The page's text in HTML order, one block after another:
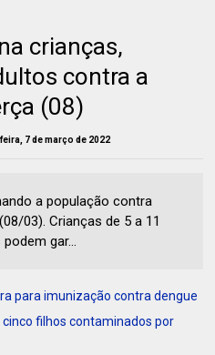
crianças,
contra a
(08)
7 de março de 2022
a população contra
03). Crianças de 5 a 11
gar...
para imunização contra dengue
filhos contaminados por